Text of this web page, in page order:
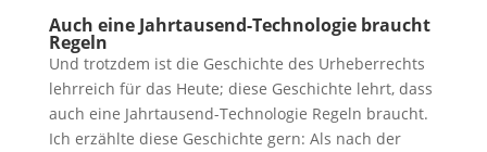
Auch eine Jahrtausend-Technologie braucht
Regeln
Und trotzdem ist die Geschichte des Urheberrechts
lehrreich für das Heute; diese Geschichte lehrt, dass
auch eine Jahrtausend-Technologie Regeln braucht.
Ich erzählte diese Geschichte gern: Als nach der